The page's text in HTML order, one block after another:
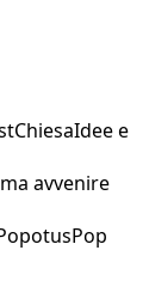
ChiesaIdee e
avvenire
Pop